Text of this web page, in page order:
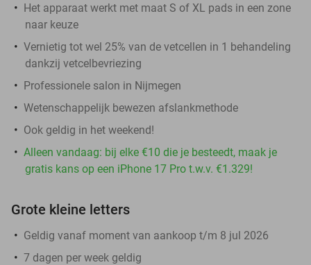
Het apparaat werkt met maat S of XL pads in een zone
naar keuze
Vernietig tot wel 25% van de vetcellen in 1 behandeling
dankzij vetcelbevriezing
Professionele salon in Nijmegen
Wetenschappelijk bewezen afslankmethode
Ook geldig in het weekend!
Alleen vandaag: bij elke €10 die je besteedt, maak je
gratis kans op een iPhone 17 Pro t.w.v. €1.329!
Grote kleine letters
Geldig vanaf moment van aankoop t/m 8 jul 2026
7 dagen per week geldig